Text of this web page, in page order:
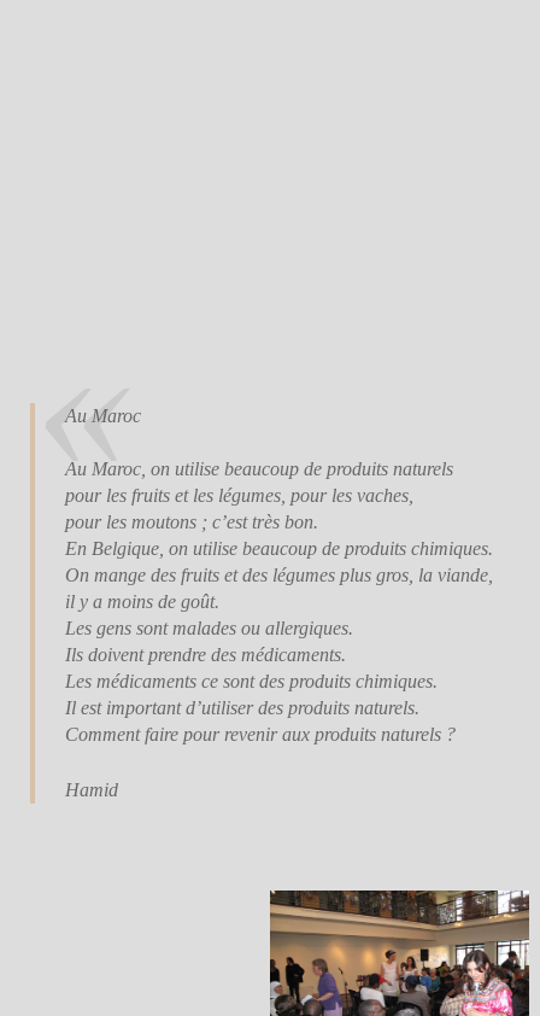
Au Maroc
Au Maroc, on utilise beaucoup de produits naturels
pour les fruits et les légumes, pour les vaches,
pour les moutons ; c’est très bon.
En Belgique, on utilise beaucoup de produits chimiques.
On mange des fruits et des légumes plus gros, la viande,
il y a moins de goût.
Les gens sont malades ou allergiques.
Ils doivent prendre des médicaments.
Les médicaments ce sont des produits chimiques.
Il est important d’utiliser des produits naturels.
Comment faire pour revenir aux produits naturels ?
Hamid